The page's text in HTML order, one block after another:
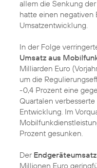
allem die Senkung
hatte einen negativen
Umsatzentwicklung.
In der Folge
Umsatz aus
Milliarden Euro
um die
-0,4 Prozent eine
Quartalen
Entwicklung. Im
Prozent gesunken.
Der Endgeräteumsatz
Millionen Euro